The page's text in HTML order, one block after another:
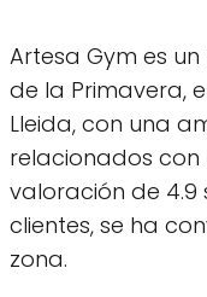
Artesa Gym es
de la Primavera,
Lleida, con una
relacionados con
valoración de
clientes, se ha
zona.